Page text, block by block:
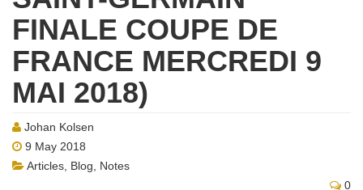
FINALE COUPE DE
FRANCE MERCREDI 9
MAI 2018)
Johan Kolsen
9 May 2018
Articles Blog
Notes
0